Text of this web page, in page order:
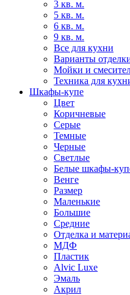
3 кв. м.
5 кв. м.
6 кв. м.
9 кв. м.
Все для кухни
Варианты
Мойки и
Техника для
Шкафы-купе
Цвет
Коричневые
Серые
Темные
Черные
Светлые
Белые шкафы-
Венге
Размер
Маленькие
Большие
Средние
Отделка и
МДФ
Пластик
Alvic Luxe
Эмаль
Акрил